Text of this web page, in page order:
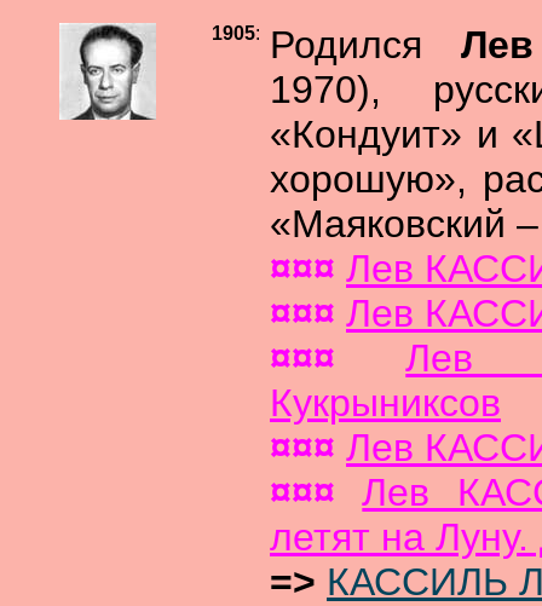
1905: Родился
1970),
«Кондуит» и
хорошую»,
«Маяковский
¤¤¤ Лев
¤¤¤ Лев
¤¤¤
Лев
Кукрыниксов
¤¤¤ Лев
¤¤¤
Лев
летят на
=> КАССИЛЬ